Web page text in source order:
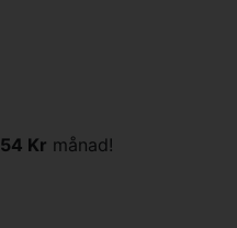
54 Kr månad!